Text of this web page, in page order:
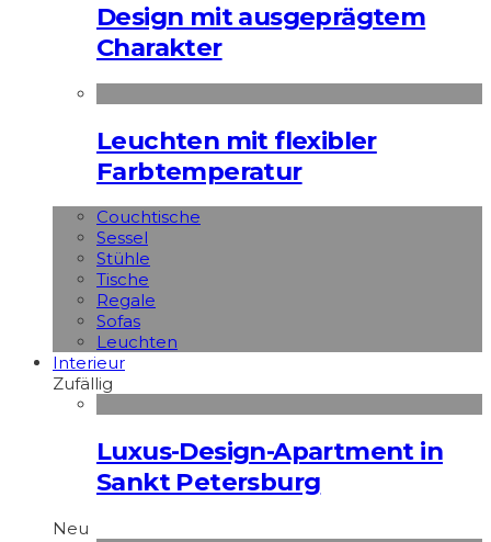
Design mit ausgeprägtem
Charakter
Leuchten mit flexibler
Farbtemperatur
Couchtische
Sessel
Stühle
Tische
Regale
Sofas
Leuchten
Interieur
Zufällig
Luxus-Design-Apartment in
Sankt Petersburg
Neu